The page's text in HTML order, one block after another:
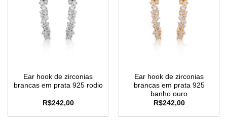
Ear hook de zirconias
brancas em prata 925 rodio
R$242,00
Ear hook de zirconias
brancas em prata 925
banho ouro
R$242,00